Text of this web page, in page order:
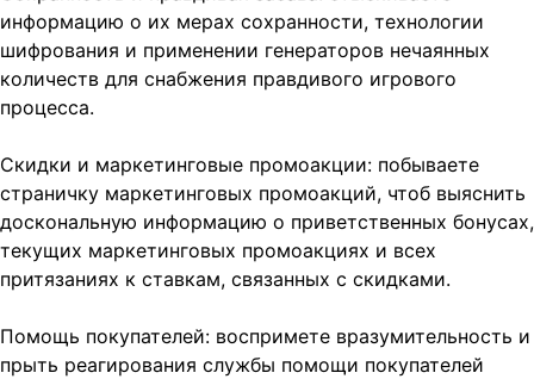
информацию о их мерах сохранности, технологии
шифрования и применении генераторов нечаянных
количеств для снабжения правдивого игрового
процесса.
Скидки и маркетинговые промоакции: побываете
страничку маркетинговых промоакций, чтоб выяснить
доскональную информацию о приветственных бонусах,
текущих маркетинговых промоакциях и всех
притязаниях к ставкам, связанных с скидками.
Помощь покупателей: воспримете вразумительность и
прыть реагирования службы помощи покупателей